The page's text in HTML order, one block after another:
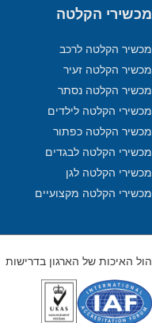
מכשירי הקלטה
מכשיר הקלטה לרכב
מכשיר הקלטה זעיר
מכשיר הקלטה נסתר
מכשירי הקלטה לילדים
מכשיר הקלטה כפתור
מכשירי הקלטה לבגדים
מכשירי הקלטה לגן
מכשירי הקלטה מקצועיים